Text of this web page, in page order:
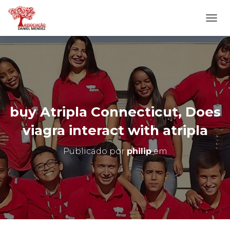
L
T
E
R
N
A
N
A
E
G
O
buy Atripla Connecticut, Does
viagra interact with atripla
Publicado por philipem